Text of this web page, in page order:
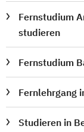
Fernstudium
studieren
Fernstudium
Fernlehrgang
Studieren in